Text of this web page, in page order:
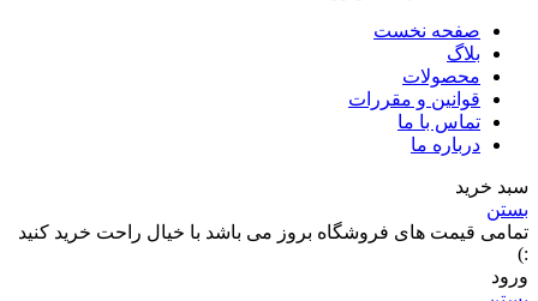
صفحه نخست
بلاگ
محصولات
قوانین و مقررات
تماس با ما
درباره ما
سبد خرید
بستن
تمامی قیمت های فروشگاه بروز می باشد با خیال راحت خرید کنید
:)
ورود